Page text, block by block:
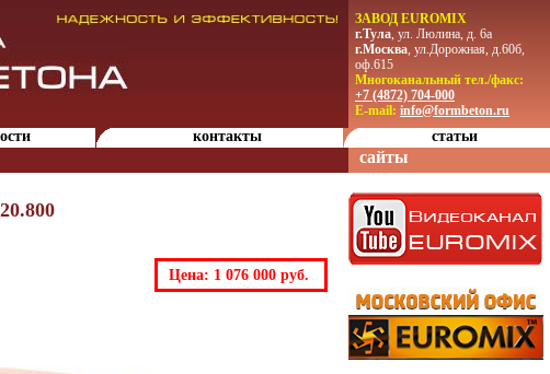
ЗАВОД EUROMIX
г.Тула, ул. Люлина, д. 6а
г.Москва, ул.Дорожная, д.60б,
оф.615
Многоканальный тел./факс:
+7 (4872) 704-000
E-mail: info@formbeton.ru
контакты статьи
сайты
Цена: 1 076 000 руб.